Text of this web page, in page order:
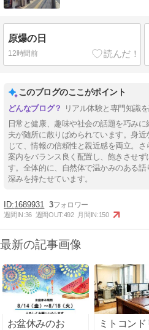
原爆の日
12時間前
このブログのここがポイント
リアル体験と専門知識
日常と健康、趣味や社会の話題を巧み
夫が随所に散りばめられています。身
じて、情報の信頼性と親近感を両立。
案内をバランス良く配置し、飽きさせ
す。全体的に、自然体で温かみのある
深みを持たせています。
1689931 3
週間IN:36 週間OUT:492 月間IN:150
最新の記事画像
お盆休みのお
ミトコンド